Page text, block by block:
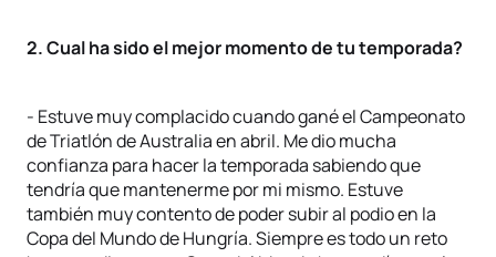
2. Cual ha sido el mejor momento de tu temporada?
- Estuve muy complacido cuando gané el Campeonato
de Triatlón de Australia en abril. Me dio mucha
confianza para hacer la temporada sabiendo que
tendría que mantenerme por mi mismo. Estuve
también muy contento de poder subir al podio en la
Copa del Mundo de Hungría. Siempre es todo un reto